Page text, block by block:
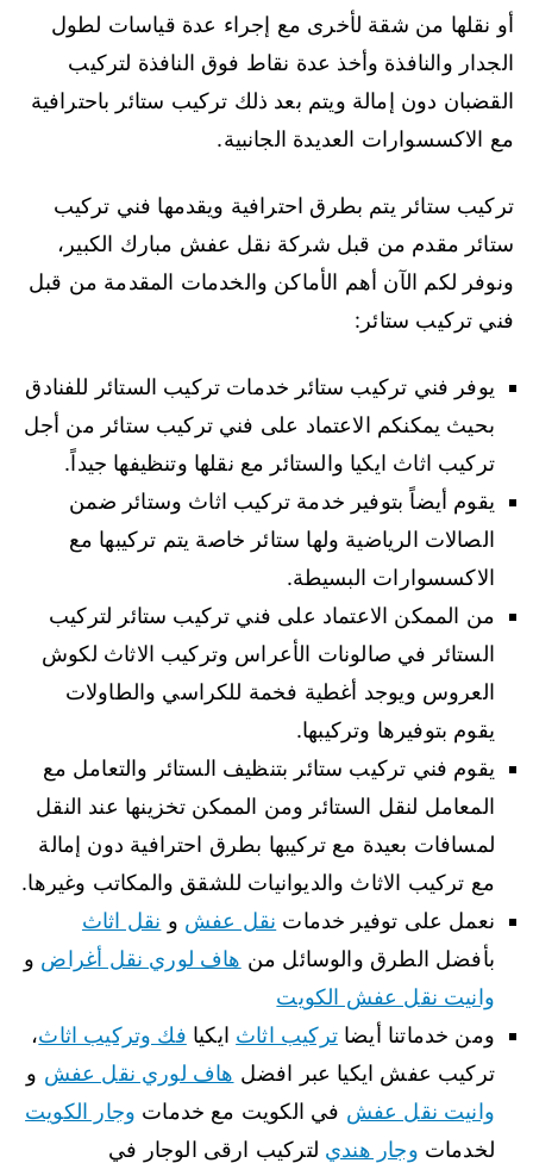
أو نقلها من شقة لأخرى مع إجراء عدة قياسات لطول
الجدار والنافذة وأخذ عدة نقاط فوق النافذة لتركيب
القضبان دون إمالة ويتم بعد ذلك تركيب ستائر باحترافية
مع الاكسسوارات العديدة الجانبية.
تركيب ستائر يتم بطرق احترافية ويقدمها فني تركيب
ستائر مقدم من قبل شركة نقل عفش مبارك الكبير،
ونوفر لكم الآن أهم الأماكن والخدمات المقدمة من قبل
فني تركيب ستائر:
يوفر فني تركيب ستائر خدمات تركيب الستائر للفنادق
بحيث يمكنكم الاعتماد على فني تركيب ستائر من أجل
تركيب اثاث ايكيا والستائر مع نقلها وتنظيفها جيداً.
يقوم أيضاً بتوفير خدمة تركيب اثاث وستائر ضمن
الصالات الرياضية ولها ستائر خاصة يتم تركيبها مع
الاكسسوارات البسيطة.
من الممكن الاعتماد على فني تركيب ستائر لتركيب
الستائر في صالونات الأعراس وتركيب الاثاث لكوش
العروس ويوجد أغطية فخمة للكراسي والطاولات
يقوم بتوفيرها وتركيبها.
يقوم فني تركيب ستائر بتنظيف الستائر والتعامل مع
المعامل لنقل الستائر ومن الممكن تخزينها عند النقل
لمسافات بعيدة مع تركيبها بطرق احترافية دون إمالة
مع تركيب الاثاث والديوانيات للشقق والمكاتب وغيرها.
نعمل على توفير خدمات نقل عفش و نقل اثاث
بأفضل الطرق والوسائل من هاف لوري نقل أغراض و
وانيت نقل عفش الكويت
ومن خدماتنا أيضاتركيب اثاث ايكيا فك وتركيب اثاث،
تركيب عفش ايكيا عبر افضل هاف لوري نقل عفش و
وانيت نقل عفش في الكويت مع خدمات وجار الكويت
لخدمات وجار هندي لتركيب ارقى الوجار في